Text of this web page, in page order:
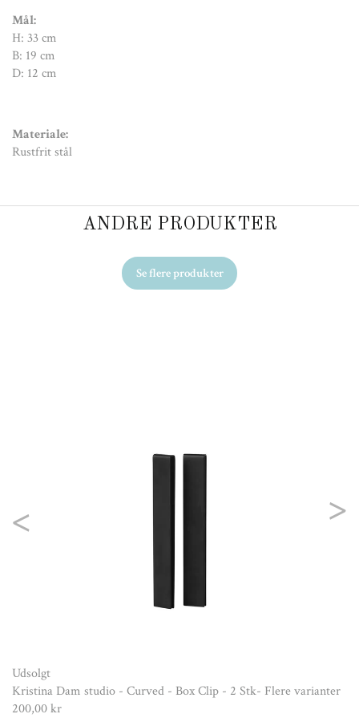
Mål:
H: 33 cm
B: 19 cm
D: 12 cm
Materiale:
Rustfrit stål
ANDRE PRODUKTER
Se flere produkter
Previous
Udsolgt
Kristina Dam studio - Curved - Box Clip - 2 Stk- Flere varianter
200,00 kr